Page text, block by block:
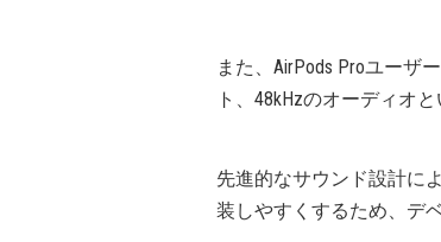
また、AirPods Proユーザ
ト、48kHzのオーディオ
先進的なサウンド設計に
装しやすくするため、デ